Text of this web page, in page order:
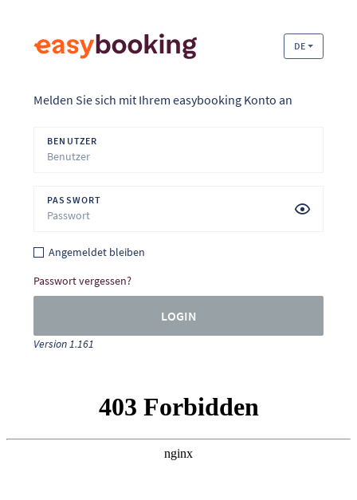
DE
Melden Sie sich mit Ihrem easybooking Konto an
BENUTZER
PASSWORT
Angemeldet bleiben
Passwort vergessen?
LOGIN
Version 1.161